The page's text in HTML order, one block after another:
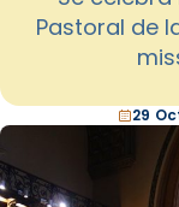
Pastoral de
29